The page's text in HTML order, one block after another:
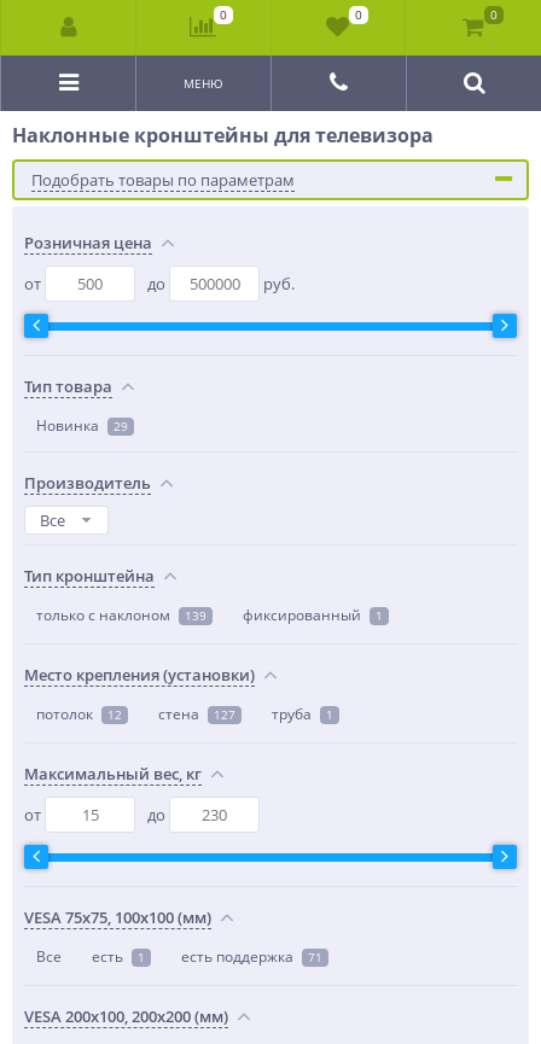
МЕНЮ
Наклонные кронштейны для телевизора
Подобрать товары по параметрам
Розничная цена
от
до руб.
Тип товара
Новинка 29
Производитель
Все
Тип кронштейна
только с наклоном 139 фиксированный 1
Место крепления (установки)
потолок 12 стена 127 труба 1
Максимальный вес, кг
от
до
VESA 75x75, 100x100 (мм)
Все есть 1 есть поддержка 71
VESA 200x100, 200x200 (мм)
0 0 0